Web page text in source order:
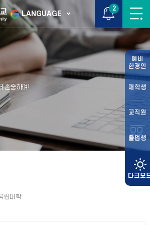
LANGUAGE
2
예비
한경인
재학생
교직원
졸업생